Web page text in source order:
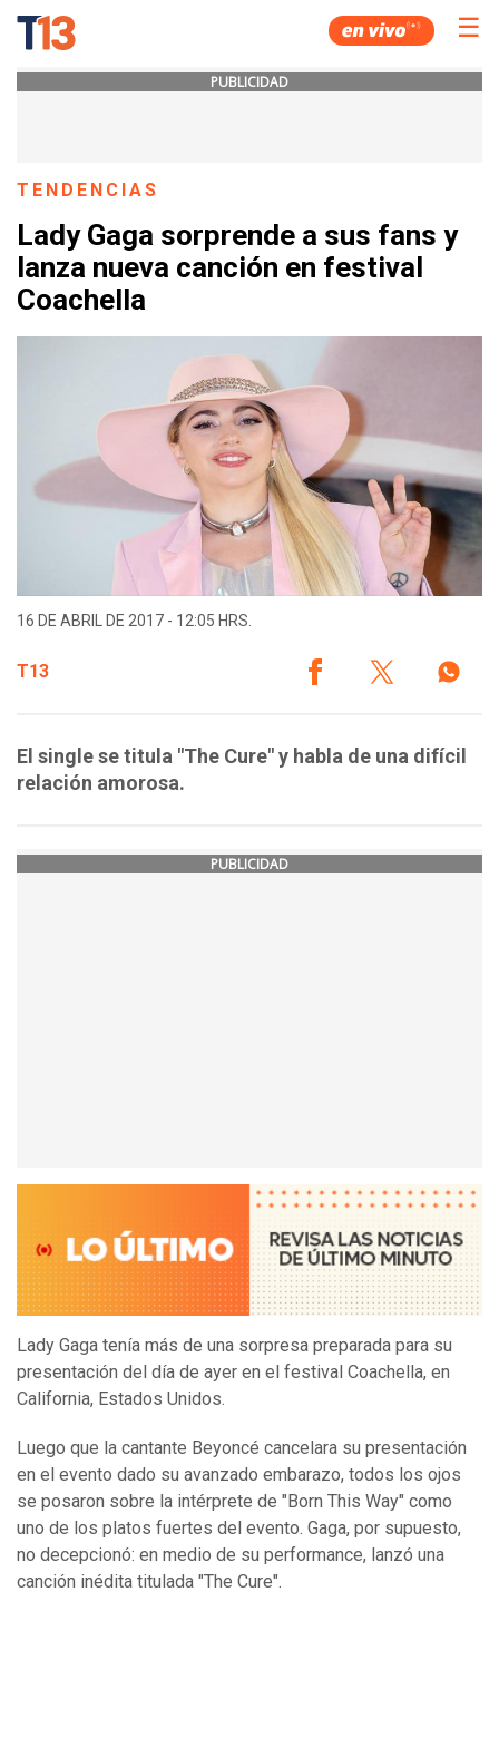
☰
PUBLICIDAD
TENDENCIAS
Lady Gaga sorprende a sus fans y
lanza nueva canción en festival
Coachella
16 DE ABRIL DE 2017 - 12:05 HRS.
T13
El single se titula "The Cure" y habla de una difícil
relación amorosa.
PUBLICIDAD
Lady Gaga tenía más de una sorpresa preparada para su
presentación del día de ayer en el festival Coachella, en
California, Estados Unidos.
Luego que la cantante Beyoncé cancelara su presentación
en el evento dado su avanzado embarazo, todos los ojos
se posaron sobre la intérprete de "Born This Way" como
uno de los platos fuertes del evento. Gaga, por supuesto,
no decepcionó: en medio de su performance, lanzó una
canción inédita titulada "The Cure".